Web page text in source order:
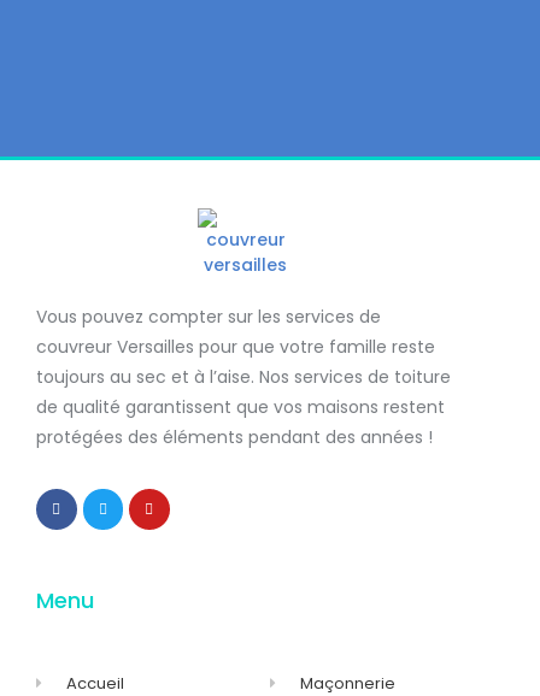
Vous pouvez compter sur les services de
couvreur Versailles pour que votre famille reste
toujours au sec et à l’aise. Nos services de toiture
de qualité garantissent que vos maisons restent
protégées des éléments pendant des années !
Menu
Accueil
Maçonnerie